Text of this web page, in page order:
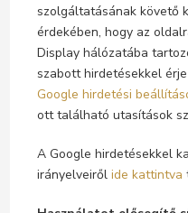
szolgáltatásának követő
érdekében, hogy az
Display hálózatába
szabott hirdetésekkel
Google hirdetési
ott található utasítások
A Google hirdetésekkel
irányelveiről ide kattintva